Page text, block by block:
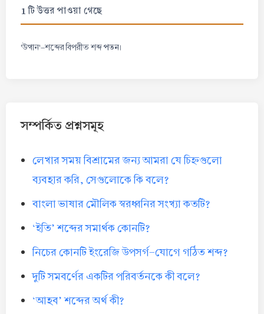
1 টি উত্তর পাওয়া গেছে
'উত্থান'-শব্দের বিপরীত শব্দপতন।
সম্পর্কিত প্রশ্নসমূহ
লেখার সময় বিশ্রামের জন্য আমরা যে চিহ্নগুলো
ব্যবহার করি, সেগুলোকে কি বলে?
বাংলা ভাষার মৌলিক স্বরধ্বনির সংখ্যা কতটি?
‘ইতি’ শব্দের সমার্থক কোনটি?
নিচের কোনটি ইংরেজি উপসর্গ-যোগে গঠিত শব্দ?
দুটি সমবর্ণের একটির পরিবর্তনকে কী বলে?
‘আহব’ শব্দের অর্থ কী?